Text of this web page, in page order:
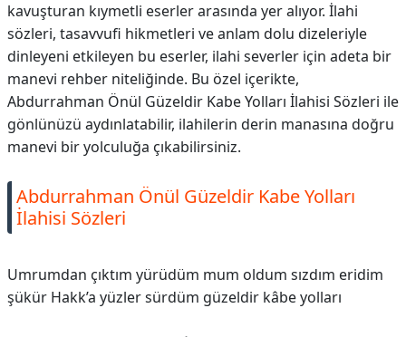
kavuşturan kıymetli eserler arasında yer alıyor. İlahi
sözleri, tasavvufi hikmetleri ve anlam dolu dizeleriyle
dinleyeni etkileyen bu eserler, ilahi severler için adeta bir
manevi rehber niteliğinde. Bu özel içerikte,
Abdurrahman Önül Güzeldir Kabe Yolları İlahisi Sözleri ile
gönlünüzü aydınlatabilir, ilahilerin derin manasına doğru
manevi bir yolculuğa çıkabilirsiniz.
Abdurrahman Önül Güzeldir Kabe Yolları
İlahisi Sözleri
Umrumdan çıktım yürüdüm mum oldum sızdım eridim
şükür Hakk’a yüzler sürdüm güzeldir kâbe yolları